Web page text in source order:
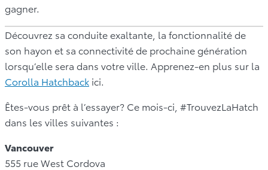
gagner.
Découvrez sa conduite exaltante, la fonctionnalité de
son hayon et sa connectivité de prochaine génération
lorsqu’elle sera dans votre ville. Apprenez-en plus sur la
Corolla Hatchback ici.
Êtes-vous prêt à l’essayer? Ce mois-ci, #TrouvezLaHatch
dans les villes suivantes :
Vancouver
555 rue West Cordova